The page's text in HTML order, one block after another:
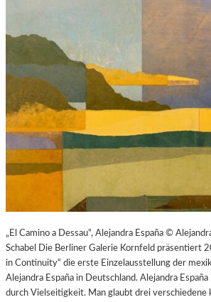
„El Camino a Dessau“, Alejandra España ©
Schabel Die Berliner Galerie Kornfeld präsentiert
in Continuity“ die erste Einzelausstellung der
Alejandra España in Deutschland. Alejandra
durch Vielseitigkeit. Man glaubt drei verschiedene